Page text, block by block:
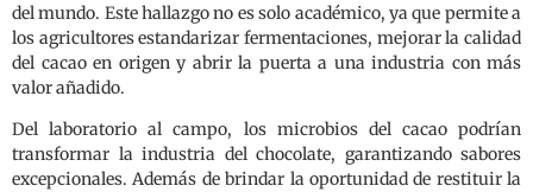
del mundo. Este hallazgo no es solo académico, ya que permite a
los agricultores estandarizar fermentaciones, mejorar la calidad
del cacao en origen y abrir la puerta a una industria con más
valor añadido.
Del laboratorio al campo, los microbios del cacao podrían
transformar la industria del chocolate, garantizando sabores
excepcionales. Además de brindar la oportunidad de restituir la